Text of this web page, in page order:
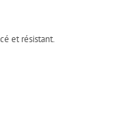
et résistant.